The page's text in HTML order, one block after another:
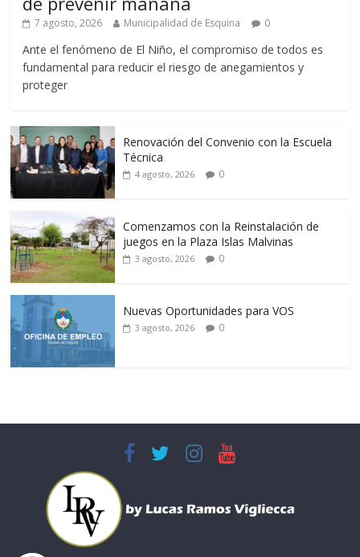
7 agosto, 2026 Municipalidad de Esquina 0
Ante el fenómeno de El Niño, el compromiso de todos es
fundamental para reducir el riesgo de anegamientos y
proteger
Renovación del Convenio con la Escuela
Técnica
4 agosto, 2026 0
Comenzamos con la Reinstalación de
juegos en la Plaza Islas Malvinas
3 agosto, 2026 0
Nuevas Oportunidades para VOS
3 agosto, 2026 0